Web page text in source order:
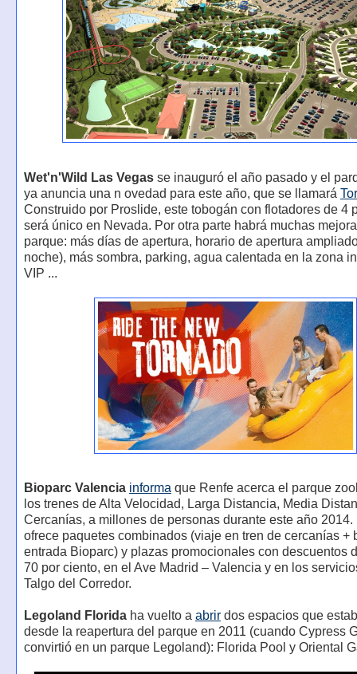
Wet'n'Wild Las Vegasse inauguró el año pasado y el
ya anuncia una n ovedad para este año, que se llamará
Construido por Proslide, este tobogán con flotadores de 4
será único en Nevada. Por otra parte habrá muchas
parque: más días de apertura, horario de apertura
noche), más sombra, parking, agua calentada en la zona
VIP ...
Bioparc Valencia informa que Renfe acerca el parque
los trenes de Alta Velocidad, Larga Distancia, Media
Cercanías, a millones de personas durante este año 2014.
ofrece paquetes combinados (viaje en tren de cercanías +
entrada Bioparc) y plazas promocionales con descuentos
70 por ciento, en el Ave Madrid – Valencia y en los
Talgo del Corredor.
Legoland Floridaha vuelto a abrirdos espacios que
desde la reapertura del parque en 2011 (cuando Cypress
convirtió en un parque Legoland): Florida Pool y Oriental